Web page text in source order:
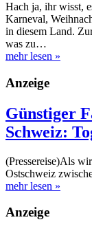
Hach ja, ihr wisst,
Karneval,
in diesem Land.
was zu…
mehr lesen »
Anzeige
Günstiger
Schweiz:
(Pressereise)Als
Ostschweiz
mehr lesen »
Anzeige